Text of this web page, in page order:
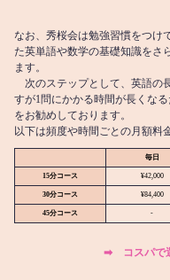
なお、秀桜会は勉強習慣をつけ
た英単語や数学の基礎知識をさ
ます。
次のステップとして、英語の
すが1問にかかる時間が長くな
をお勧めしております。
以下は頻度や時間ごとの月額料
毎日
15分コース ¥42,000
30分コース ¥84,400
45分コース -
➡︎ コスパで